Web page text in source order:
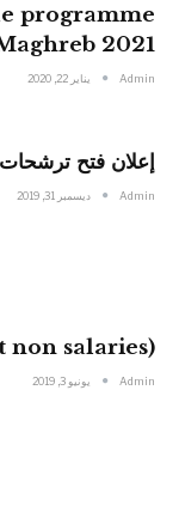
programme
2021
Admin يناير 22, 2020
إعلان فتح ترشحات
Admin ديسمبر 31, 2019
(PROFAS B+. PNE Doctorant non salaries)
Admin يونيو 3, 2019